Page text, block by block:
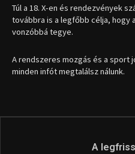
Túl a 18. X-en és rendezvények
továbbra is a legfőbb célja, hogy
vonzóbbá tegye.
A rendszeres mozgás és a sport
minden infót megtalálsz nálunk.
A